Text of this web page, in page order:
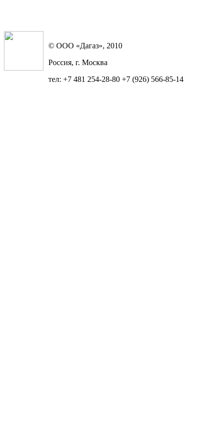
© ООО «Дагаз», 2010
Россия, г. Москва
тел: +7 481 254-28-80 +7 (926) 566-85-14